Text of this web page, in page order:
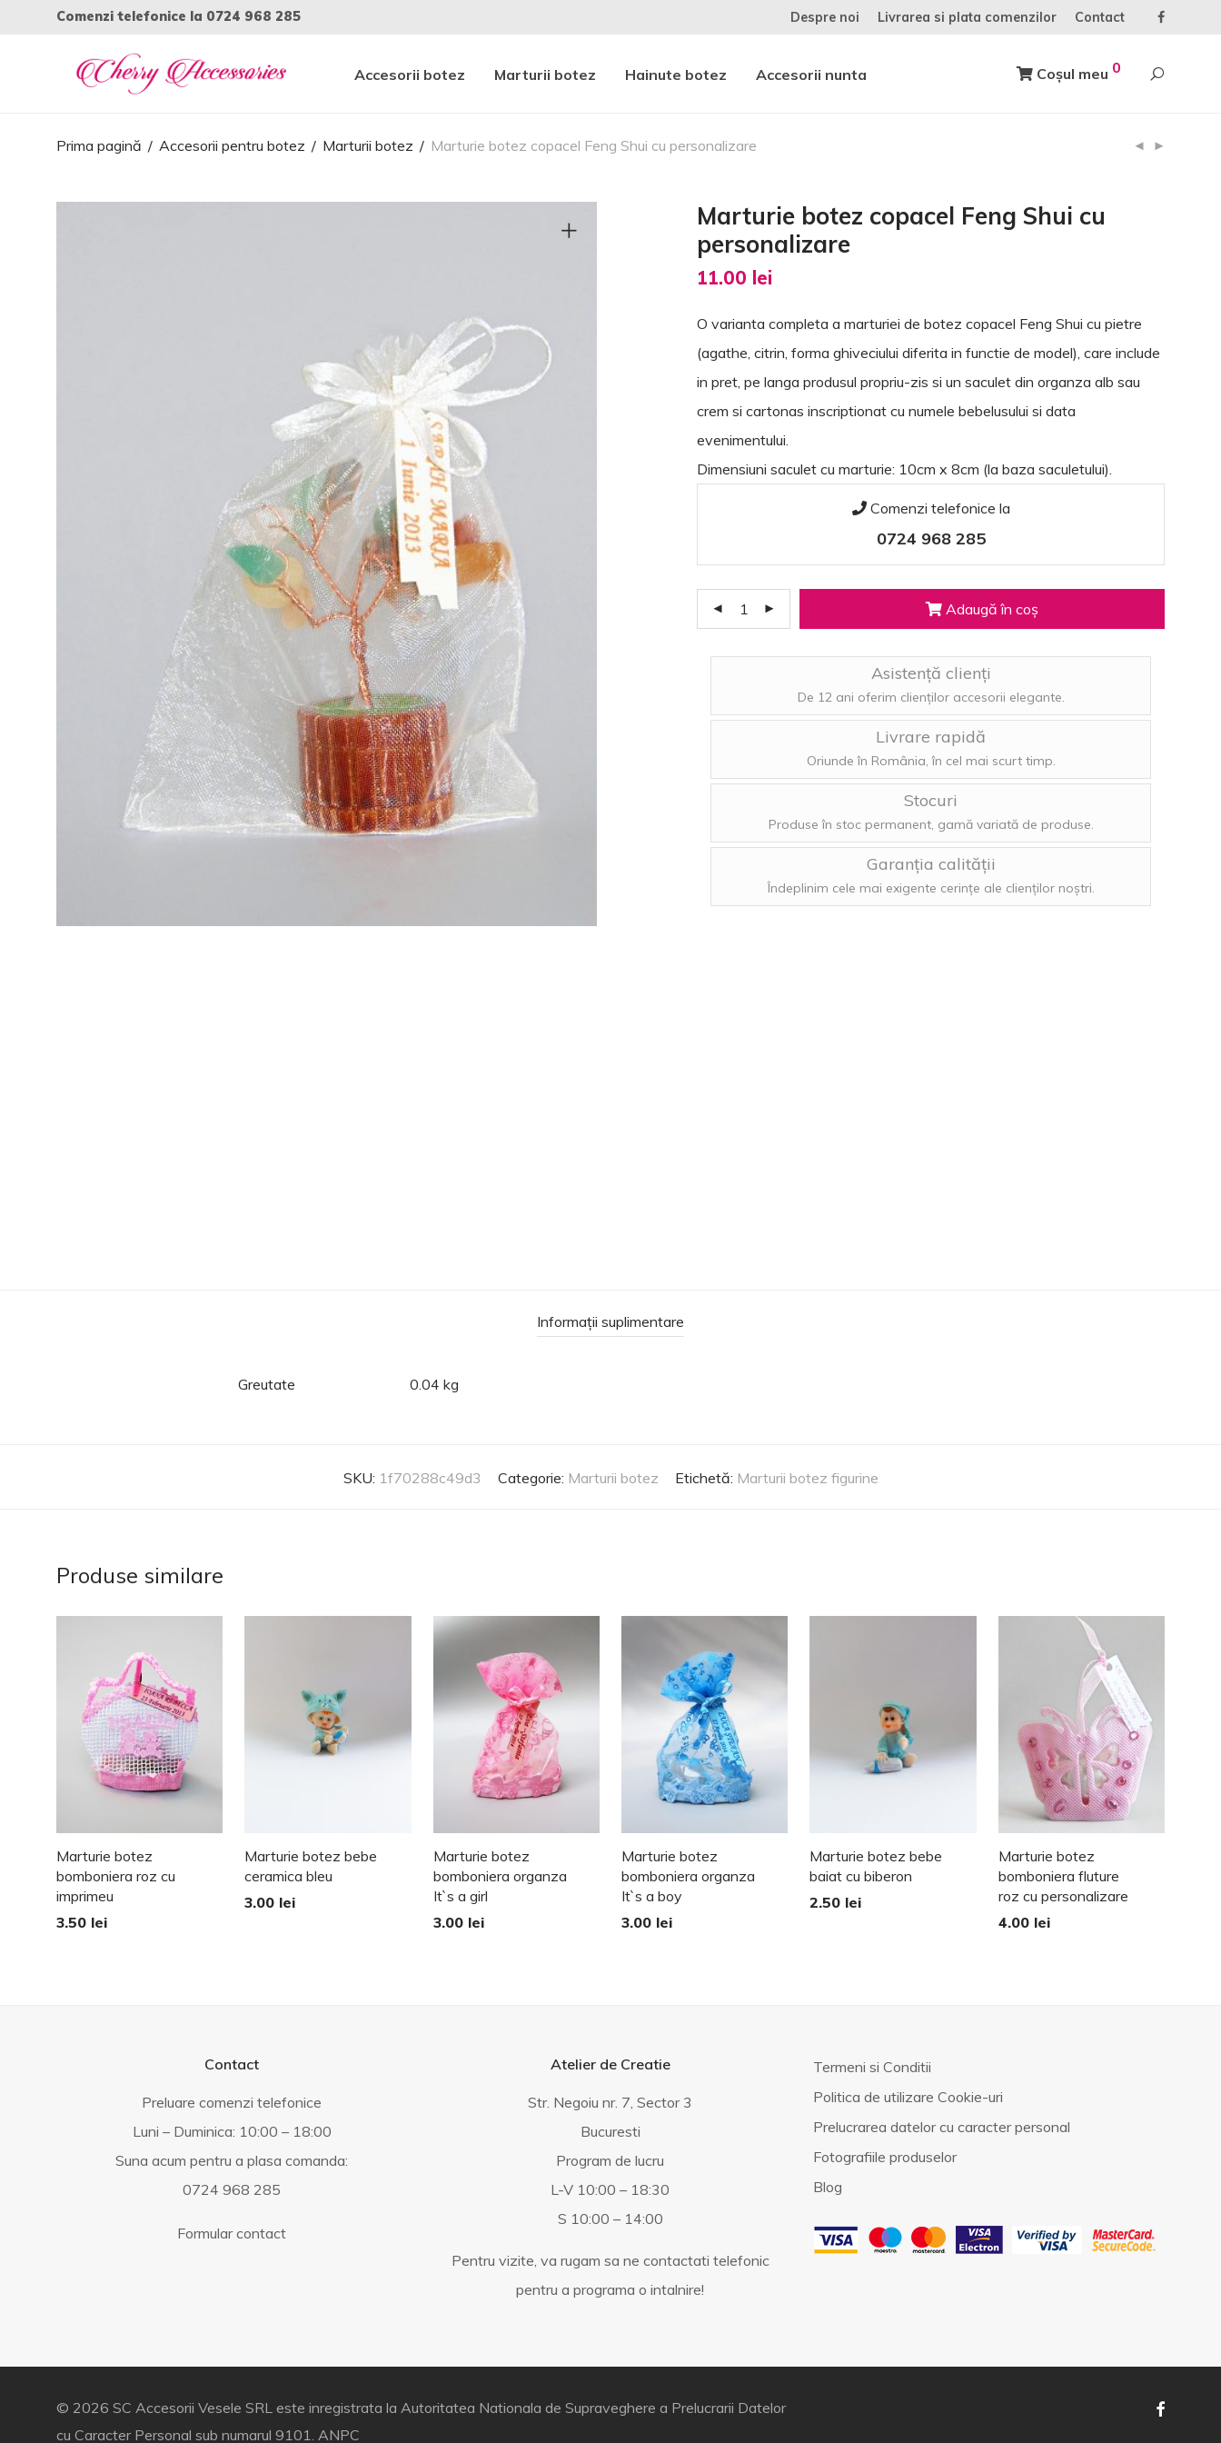
Comenzi telefonice la 0724 968 285 Despre noi Livrarea si plata comenzilor Contact
Accesorii botez Marturii botez Hainute botez Accesorii nunta Coșul meu 0
Prima pagină / Accesorii pentru botez / Marturii botez / Marturie botez copacel Feng Shui cu personalizare
Marturie botez copacel Feng Shui cu
personalizare
11.00 lei
O varianta completa a marturiei de botez copacel Feng Shui cu pietre
(agathe, citrin, forma ghiveciului diferita in functie de model), care include
in pret, pe langa produsul propriu-zis si un saculet din organza alb sau
crem si cartonas inscriptionat cu numele bebelusului si data
evenimentului.
Dimensiuni saculet cu marturie: 10cm x 8cm (la baza saculetului).
Comenzi telefonice la
0724 968 285
Adaugă în coș
Asistență clienți
De 12 ani oferim clienților accesorii elegante.
Livrare rapidă
Oriunde în România, în cel mai scurt timp.
Stocuri
Produse în stoc permanent, gamă variată de produse.
Garanția calității
Îndeplinim cele mai exigente cerințe ale clienților noștri.
Informații suplimentare
Greutate 0.04 kg
SKU: 1f70288c49d3 Categorie: Marturii botez Etichetă: Marturii botez figurine
Produse similare
Marturie botez
bomboniera roz cu
imprimeu
3.50 lei
Marturie botez bebe
ceramica bleu
3.00 lei
Marturie botez
bomboniera organza
It`s a girl
3.00 lei
Marturie botez
bomboniera organza
It`s a boy
3.00 lei
Marturie botez bebe
baiat cu biberon
2.50 lei
Marturie botez
bomboniera fluture
roz cu personalizare
4.00 lei
Contact
Preluare comenzi telefonice
Luni – Duminica: 10:00 – 18:00
Suna acum pentru a plasa comanda:
0724 968 285
Formular contact
Atelier de Creatie
Str. Negoiu nr. 7, Sector 3
Bucuresti
Program de lucru
L-V 10:00 – 18:30
S 10:00 – 14:00
Pentru vizite, va rugam sa ne contactati telefonic
pentru a programa o intalnire!
Termeni si Conditii
Politica de utilizare Cookie-uri
Prelucrarea datelor cu caracter personal
Fotografiile produselor
Blog
© 2026 SC Accesorii Vesele SRL este inregistrata la Autoritatea Nationala de Supraveghere a Prelucrarii Datelor
cu Caracter Personal sub numarul 9101. ANPC